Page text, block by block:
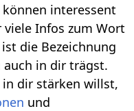
interessent
Infos zum Wort
die Bezeichnung
auch in dir trägst.
in dir stärken willst,
und